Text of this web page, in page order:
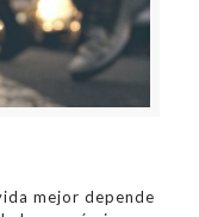
mejor depende